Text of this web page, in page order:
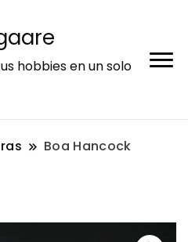
hobbies en un solo
Boa Hancock